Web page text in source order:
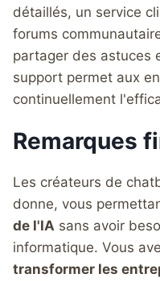
détaillés, un service
forums
partager des astuces
support permet aux
continuellement
Remarques
Les créateurs de
donne, vous
de l'IA sans avoir
informatique. Vous
transformer les